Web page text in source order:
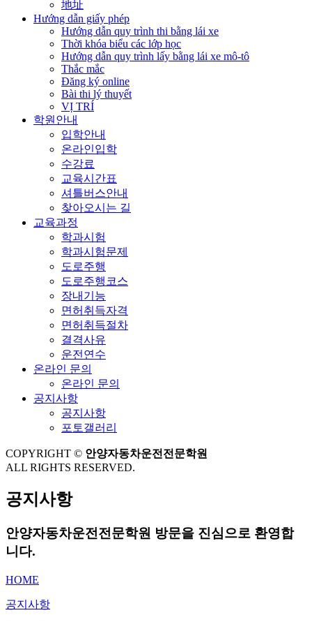
地址
Hướng dẫn giấy phép
Hướng dẫn quy trình thi bằng lái xe
Thời khóa biểu các lớp học
Hướng dẫn quy trình lấy bằng lái xe mô-tô
Thắc mắc
Đăng ký online
Bài thi lý thuyết
VỊ TRÍ
학원안내
입학안내
온라인입학
수강료
교육시간표
셔틀버스안내
찾아오시는 길
교육과정
학과시험
학과시험문제
도로주행
도로주행코스
장내기능
면허취득자격
면허취득절차
결격사유
운전연수
온라인 문의
온라인 문의
공지사항
공지사항
포토갤러리
COPYRIGHT © 안양자동차운전전문학원
ALL RIGHTS RESERVED.
공지사항
안양자동차운전전문학원 방문을 진심으로 환영합
니다.
HOME
공지사항